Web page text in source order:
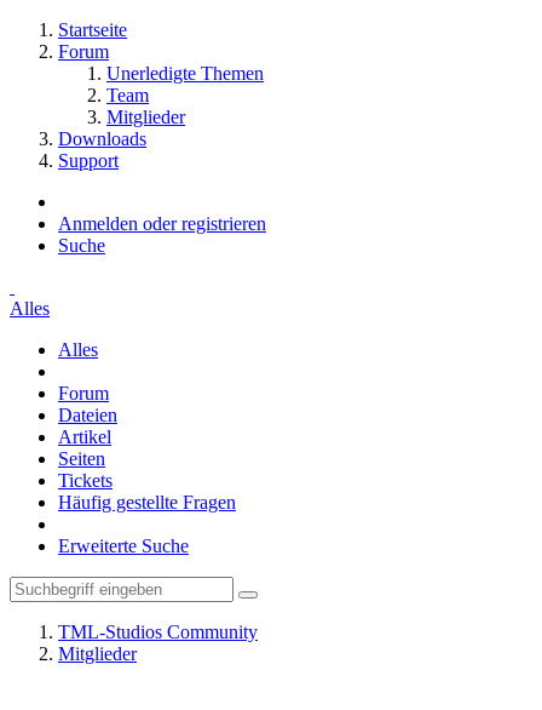
Startseite
Forum
Unerledigte Themen
Team
Mitglieder
Downloads
Support
Anmelden oder registrieren
Suche
Alles
Alles
Forum
Dateien
Artikel
Seiten
Tickets
Häufig gestellte Fragen
Erweiterte Suche
TML-Studios Community
Mitglieder